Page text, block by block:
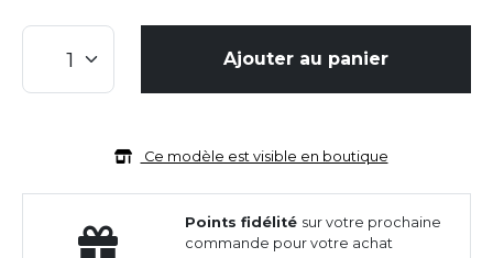
Ajouter au panier
Ce modèle est visible en boutique
Points fidélité sur votre prochaine
commande pour votre achat